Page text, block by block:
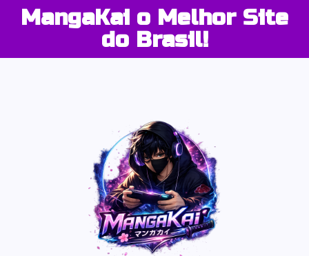
MangaKai o Melhor Site
do Brasil!